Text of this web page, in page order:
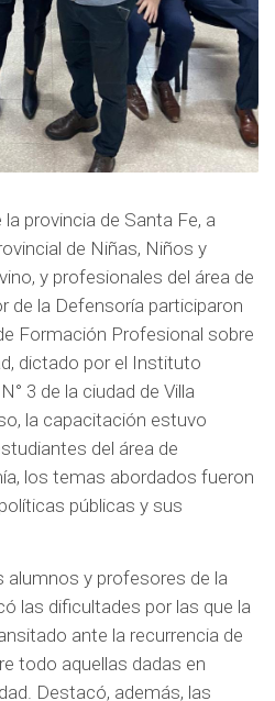
provincia de Santa Fe, a
de Niñas, Niños y
y profesionales del área de
de la Defensoría participaron
Formación Profesional sobre
dictado por el Instituto
3 de la ciudad de Villa
la capacitación estuvo
del área de
los temas abordados fueron
públicas y sus
alumnos y profesores de la
las dificultades por las que la
ante la recurrencia de
todo aquellas dadas en
Destacó, además, las